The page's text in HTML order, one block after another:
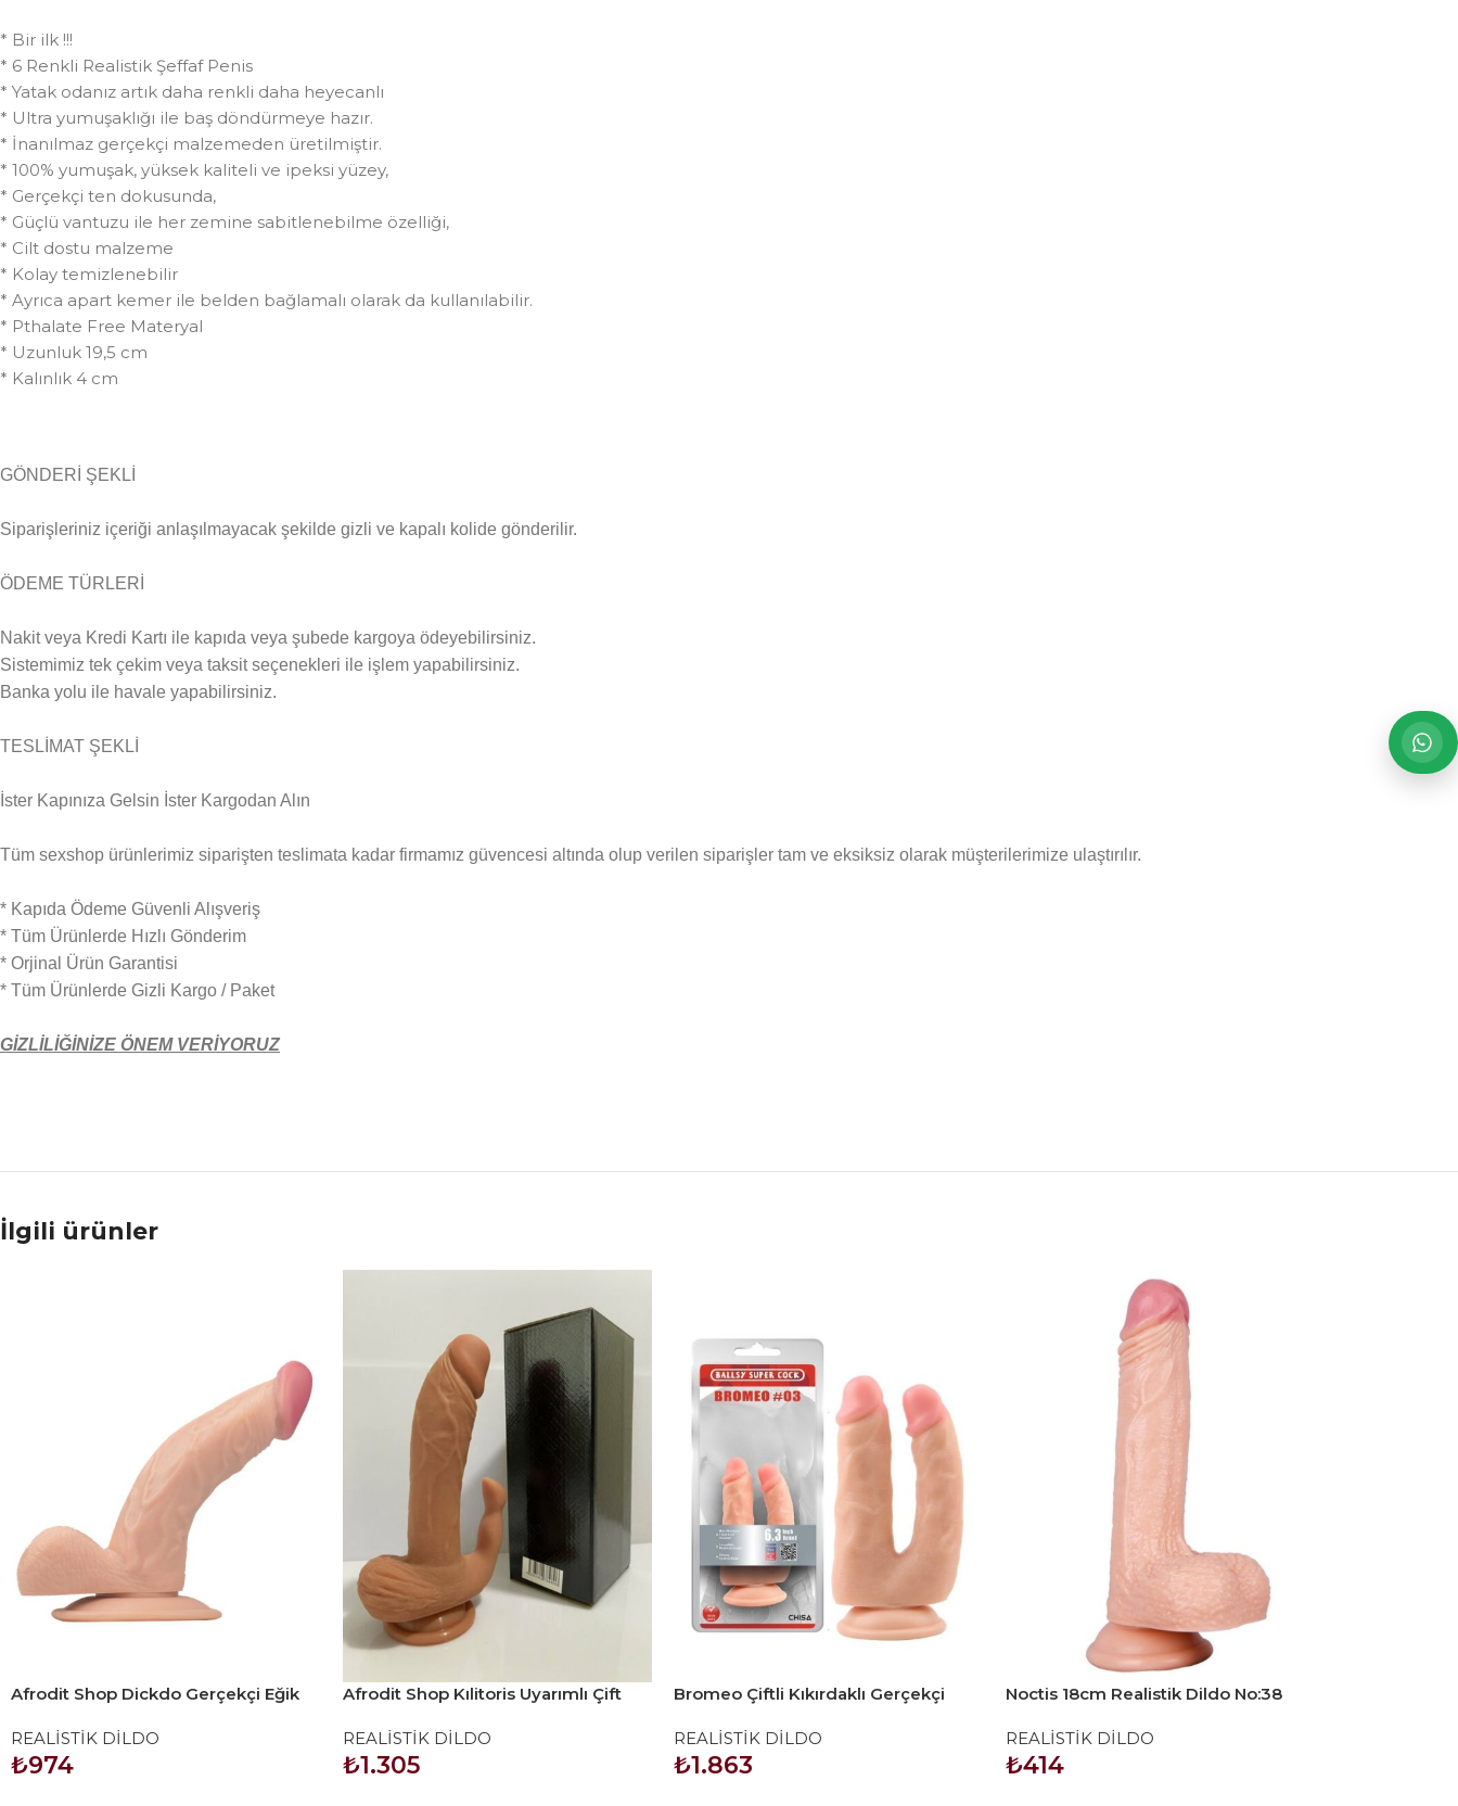
* Bir ilk !!!
* 6 Renkli Realistik Şeffaf Penis
* Yatak odanız artık daha renkli daha heyecanlı
* Ultra yumuşaklığı ile baş döndürmeye hazır.
* İnanılmaz gerçekçi malzemeden üretilmiştir.
* 100% yumuşak, yüksek kaliteli ve ipeksi yüzey,
* Gerçekçi ten dokusunda,
* Güçlü vantuzu ile her zemine sabitlenebilme özelliği,
* Cilt dostu malzeme
* Kolay temizlenebilir
* Ayrıca apart kemer ile belden bağlamalı olarak da kullanılabilir.
* Pthalate Free Materyal
* Uzunluk 19,5 cm
* Kalınlık 4 cm
GÖNDERİ ŞEKLİ
Siparişleriniz içeriği anlaşılmayacak şekilde gizli ve kapalı kolide gönderilir.
ÖDEME TÜRLERİ
Nakit veya Kredi Kartı ile kapıda veya şubede kargoya ödeyebilirsiniz.
Sistemimiz tek çekim veya taksit seçenekleri ile işlem yapabilirsiniz.
Banka yolu ile havale yapabilirsiniz.
TESLİMAT ŞEKLİ
İster Kapınıza Gelsin İster Kargodan Alın
Tüm sexshop ürünlerimiz siparişten teslimata kadar firmamız güvencesi altında olup verilen siparişler tam ve eksiksiz olarak müşterilerimize ulaştırılır.
* Kapıda Ödeme Güvenli Alışveriş
* Tüm Ürünlerde Hızlı Gönderim
* Orjinal Ürün Garantisi
* Tüm Ürünlerde Gizli Kargo / Paket
GİZLİLİĞİNİZE ÖNEM VERİYORUZ
İlgili ürünler
Afrodit Shop Dickdo Gerçekçi Eğik
REALİSTİK DİLDO
₺974
Afrodit Shop Kılitoris Uyarımlı Çift
REALİSTİK DİLDO
₺1.305
Bromeo Çiftli Kıkırdaklı Gerçekçi
REALİSTİK DİLDO
₺1.863
Noctis 18cm Realistik Dildo No:38
REALİSTİK DİLDO
₺414